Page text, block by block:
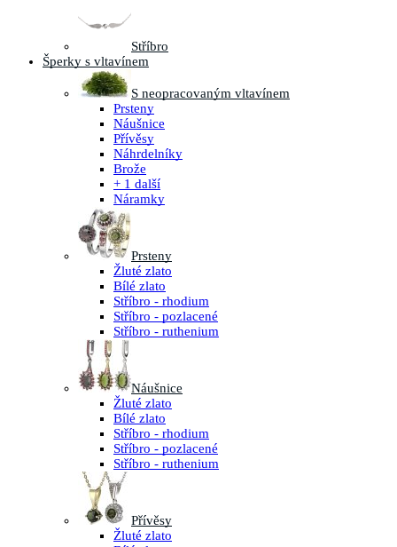
Stříbro
Šperky s vltavínem
S neopracovaným vltavínem
Prsteny
Náušnice
Přívěsy
Náhrdelníky
Brože
+ 1 další
Náramky
Prsteny
Žluté zlato
Bílé zlato
Stříbro - rhodium
Stříbro - pozlacené
Stříbro - ruthenium
Náušnice
Žluté zlato
Bílé zlato
Stříbro - rhodium
Stříbro - pozlacené
Stříbro - ruthenium
Přívěsy
Žluté zlato